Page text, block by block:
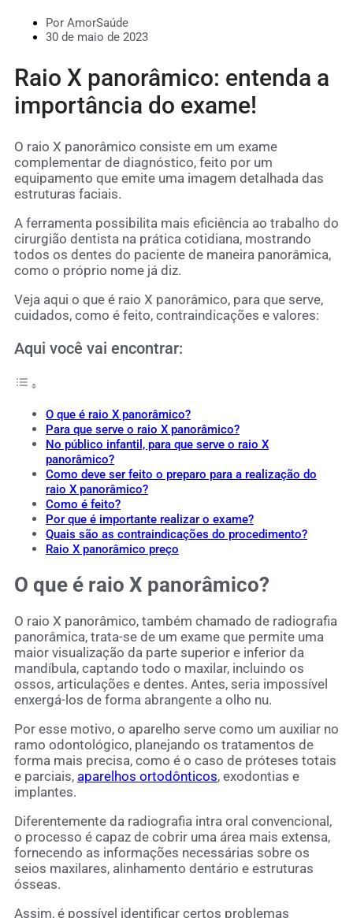
Por AmorSaúde
30 de maio de 2023
Raio X panorâmico: entenda a
importância do exame!
O raio X panorâmico consiste em um exame
complementar de diagnóstico, feito por um
equipamento que emite uma imagem detalhada das
estruturas faciais.
A ferramenta possibilita mais eficiência ao trabalho do
cirurgião dentista na prática cotidiana, mostrando
todos os dentes do paciente de maneira panorâmica,
como o próprio nome já diz.
Veja aqui o que é raio X panorâmico, para que serve,
cuidados, como é feito, contraindicações e valores:
Aqui você vai encontrar:
O que é raio X panorâmico?
Para que serve o raio X panorâmico?
No público infantil, para que serve o raio X
panorâmico?
Como deve ser feito o preparo para a realização do
raio X panorâmico?
Como é feito?
Por que é importante realizar o exame?
Quais são as contraindicações do procedimento?
Raio X panorâmico preço
O que é raio X panorâmico?
O raio X panorâmico, também chamado de radiografia
panorâmica, trata-se de um exame que permite uma
maior visualização da parte superior e inferior da
mandíbula, captando todo o maxilar, incluindo os
ossos, articulações e dentes. Antes, seria impossível
enxergá-los de forma abrangente a olho nu.
Por esse motivo, o aparelho serve como um auxiliar no
ramo odontológico, planejando os tratamentos de
forma mais precisa, como é o caso de próteses totais
e parciais, aparelhos ortodônticos, exodontias e
implantes.
Diferentemente da radiografia intra oral convencional,
o processo é capaz de cobrir uma área mais extensa,
fornecendo as informações necessárias sobre os
seios maxilares, alinhamento dentário e estruturas
ósseas.
Assim, é possível identificar certos problemas